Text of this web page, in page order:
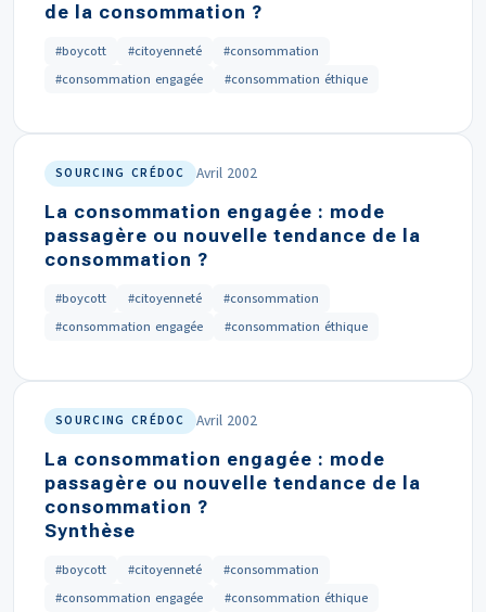
de la consommation ?
#boycott #citoyenneté
#consommation
#consommation engagée
#consommation éthique
SOURCING CRÉDOC Avril 2002
La consommation engagée : mode
passagère ou nouvelle tendance de la
consommation ?
#boycott #citoyenneté
#consommation
#consommation engagée
#consommation éthique
SOURCING CRÉDOC Avril 2002
La consommation engagée : mode
passagère ou nouvelle tendance de la
consommation ?
Synthèse
#boycott #citoyenneté
#consommation
#consommation engagée
#consommation éthique